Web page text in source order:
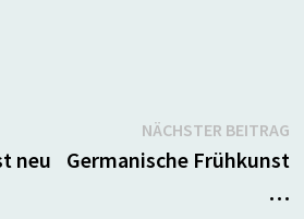
neu
NÄCHSTER BEITRAG
Germanische Frühkunst
…